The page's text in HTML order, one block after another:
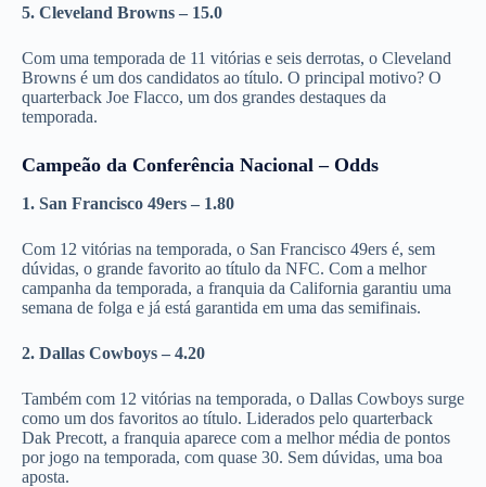
5. Cleveland Browns – 15.0
Com uma temporada de 11 vitórias e seis derrotas, o Cleveland
Browns é um dos candidatos ao título. O principal motivo? O
quarterback Joe Flacco, um dos grandes destaques da
temporada.
Campeão da Conferência Nacional – Odds
1. San Francisco 49ers – 1.80
Com 12 vitórias na temporada, o San Francisco 49ers é, sem
dúvidas, o grande favorito ao título da NFC. Com a melhor
campanha da temporada, a franquia da California garantiu uma
semana de folga e já está garantida em uma das semifinais.
2. Dallas Cowboys – 4.20
Também com 12 vitórias na temporada, o Dallas Cowboys surge
como um dos favoritos ao título. Liderados pelo quarterback
Dak Precott, a franquia aparece com a melhor média de pontos
por jogo na temporada, com quase 30. Sem dúvidas, uma boa
aposta.